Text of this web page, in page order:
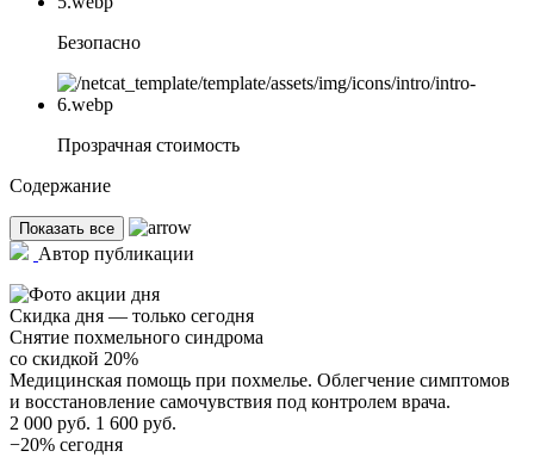
Безопасно
Прозрачная стоимость
Содержание
Показать все
Автор публикации
Скидка дня — только сегодня
Снятие похмельного синдрома
со скидкой 20%
Медицинская помощь при похмелье. Облегчение симптомов
и восстановление самочувствия под контролем врача.
2 000 руб. 1 600 руб.
−20% сегодня